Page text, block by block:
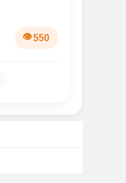
550